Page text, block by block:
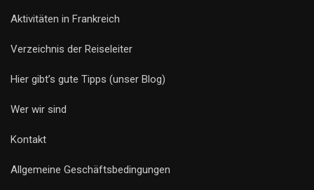
Aktivitäten in Frankreich
Verzeichnis der Reiseleiter
Hier gibt’s gute Tipps (unser Blog)
Wer wir sind
Kontakt
Allgemeine Geschäftsbedingungen